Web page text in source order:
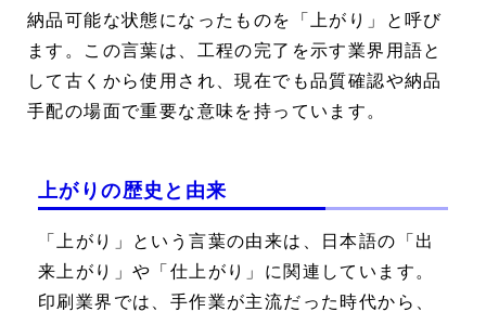
納品可能な状態になったものを「上がり」と呼び
ます。この言葉は、工程の完了を示す業界用語と
して古くから使用され、現在でも品質確認や納品
手配の場面で重要な意味を持っています。
上がりの歴史と由来
「上がり」という言葉の由来は、日本語の「出
来上がり」や「仕上がり」に関連しています。
印刷業界では、手作業が主流だった時代から、